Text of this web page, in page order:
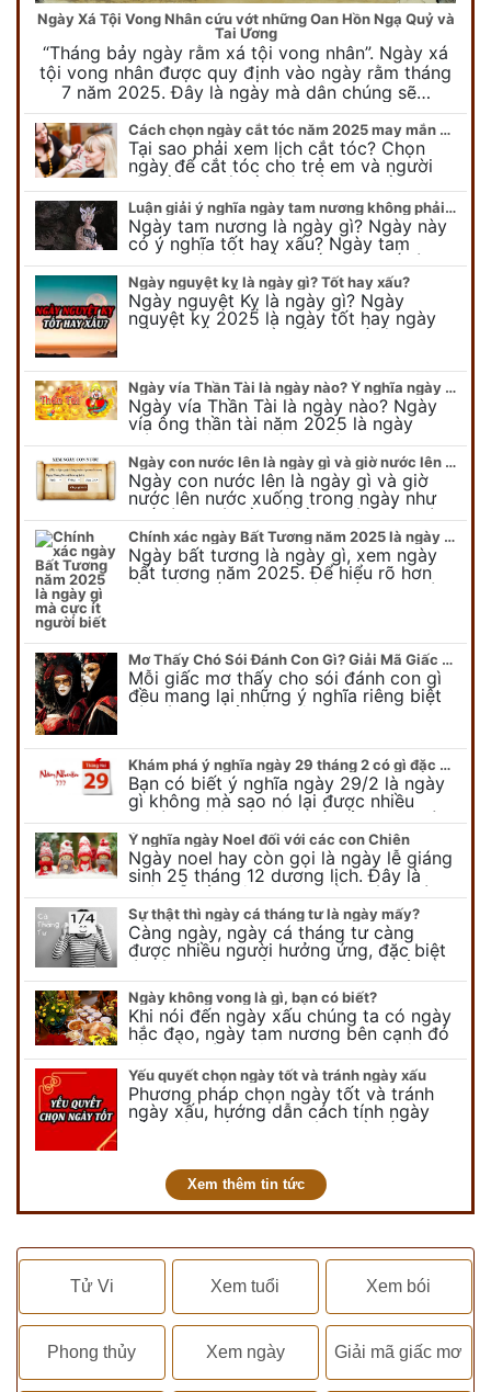
Ngày Xá Tội Vong Nhân cứu vớt những Oan Hồn Ngạ Quỷ và
Tai Ương
“Tháng bảy ngày rằm xá tội vong nhân”. Ngày xá
tội vong nhân được quy định vào ngày rằm tháng
7 năm 2025. Đây là ngày mà dân chúng sẽ…
Cách chọn ngày cắt tóc năm 2025 may mắn cho cả trẻ em và người lớn
Tại sao phải xem lịch cắt tóc? Chọn
ngày để cắt tóc cho trẻ em và người
lớn cần lưu ý điều gì để gặp nhiều may
mắn ? Khi…
Luận giải ý nghĩa ngày tam nương không phải ai cũng biết
Ngày tam nương là ngày gì? Ngày này
có ý nghĩa tốt hay xấu? Ngày tam
nương sát có nguồn gốc như thế nào?
Cần kiêng kỵ điều gì khi…
Ngày nguyệt kỵ là ngày gì? Tốt hay xấu?
Ngày nguyệt Kỵ là ngày gì? Ngày
nguyệt kỵ 2025 là ngày tốt hay ngày
xấu, xem ngay để biết chi tiết ý nghĩa
Ngày vía Thần Tài là ngày nào? Ý nghĩa ngày vía Thần Tài năm 2025
Ngày vía Thần Tài là ngày nào? Ngày
vía ông thần tài năm 2025 là ngày
mùng 10 âm lịch hàng tháng. Tại sao
trong ngày này, tất cả mọi…
Ngày con nước lên là ngày gì và giờ nước lên nước xuống trong ngày?
Ngày con nước lên là ngày gì và giờ
nước lên nước xuống trong ngày như
thế nào? Có điều gì cần chú ý về ngày
con nước lên? Đừng…
Chính xác ngày Bất Tương năm 2025 là ngày gì mà cực ít người biết
Ngày bất tương là ngày gì, xem ngày
bất tương năm 2025. Để hiểu rõ hơn
về ngày bất tương, ngày bất tương là
Mơ Thấy Chó Sói Đánh Con Gì? Giải Mã Giấc Mơ Bí Ẩn
Mỗi giấc mơ thấy cho sói đánh con gì
đều mang lại những ý nghĩa riêng biệt
và có thể phản ánh tâm trạng, suy nghĩ
Khám phá ý nghĩa ngày 29 tháng 2 có gì đặc biệt?
Bạn có biết ý nghĩa ngày 29/2 là ngày
gì không mà sao nó lại được nhiều
người chú ý đến vậy. Tất cả mọi người
đều cho rằng đây…
Ý nghĩa ngày Noel đối với các con Chiên
Ngày noel hay còn gọi là ngày lễ giáng
sinh 25 tháng 12 dương lịch. Đây là
ngày lễ của bên thiên chúa giáo, ngày
lễ thiên chúa giáng sinh,…
Sự thật thì ngày cá tháng tư là ngày mấy?
Càng ngày, ngày cá tháng tư càng
được nhiều người hưởng ứng, đặc biệt
là các bạn trẻ bởi họ sẽ nghĩ ra đủ trò
vui chơi, tinh nghịch, hài…
Ngày không vong là gì, bạn có biết?
Khi nói đến ngày xấu chúng ta có ngày
hắc đạo, ngày tam nương bên cạnh đó
còn có ngày không vong. Tuy nhiên khi
nói đến ngày không vong…
Yếu quyết chọn ngày tốt và tránh ngày xấu
Phương pháp chọn ngày tốt và tránh
ngày xấu, hướng dẫn cách tính ngày
tốt, ngày xấu trong tháng để tiến hành
Xem thêm tin tức
Tử Vi Xem tuổi Xem bói
Phong thủy Xem ngày Giải mã giấc mơ